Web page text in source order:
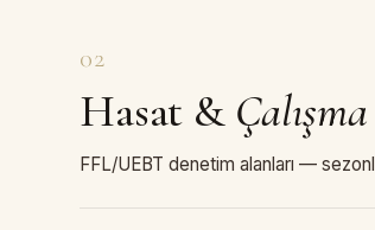
02
Hasat &
FFL/UEBT denetim alanları —